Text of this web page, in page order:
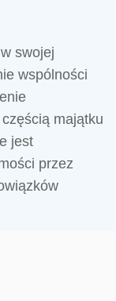
swojej
wspólności
majątku
jest
przez